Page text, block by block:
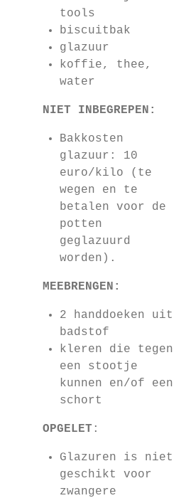
tools
biscuitbak
glazuur
koffie, thee,
water
NIET INBEGREPEN:
Bakkosten
glazuur: 10
euro/kilo (te
wegen en te
betalen voor de
potten
geglazuurd
worden).
MEEBRENGEN:
2 handdoeken uit
badstof
kleren die tegen
een stootje
kunnen en/of een
schort
OPGELET :
Glazuren is niet
geschikt voor
zwangere